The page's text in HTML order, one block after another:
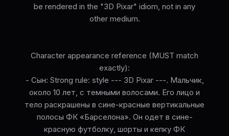
be rendered in the "3D Pixar" idiom, not in any
other medium.
Character appearance reference (MUST match
exactly):
- Сын: Strong rule: style --- 3D Pixar ---. Мальчик,
около 10 лет, с темными волосами. Его лицо и
тело раскрашены в сине-красные вертикальные
полосы ФК «Барселона». Он одет в сине-
красную футболку, шорты и кепку ФК